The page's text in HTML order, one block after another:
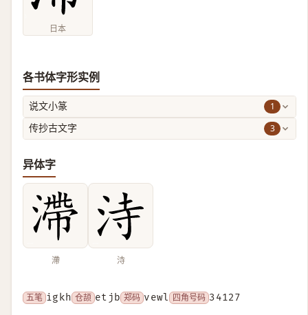
日本
各书体字形实例
说文小篆 1
传抄古文字 3
异体字
滯 洔
五笔 igkh 仓颉 etjb 郑码 vewl 四角号码 34127